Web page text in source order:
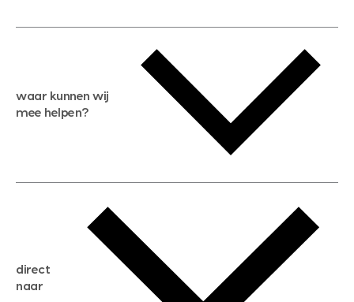
waar kunnen wij
mee helpen?
gratis zoekservice
huis verkopen
huis kopen
direct
naar